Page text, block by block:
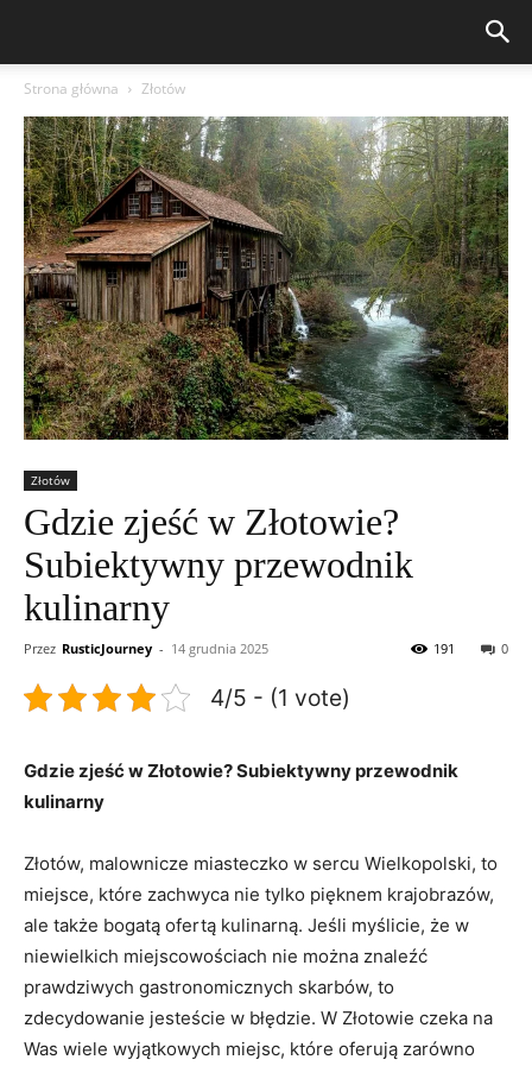
Strona główna Złotów
Złotów
Gdzie zjeść w Złotowie?
Subiektywny przewodnik
kulinarny
Przez RusticJourney - 14 grudnia 2025 0
191
4/5 - (1 vote)
Gdzie zjeść w Złotowie? Subiektywny przewodnik
kulinarny
Złotów, malownicze miasteczko w sercu Wielkopolski, to
miejsce, które zachwyca nie tylko pięknem krajobrazów,
ale także bogatą ofertą kulinarną. Jeśli myślicie, że w
niewielkich miejscowościach nie można znaleźć
prawdziwych gastronomicznych skarbów, to
zdecydowanie jesteście w błędzie. W Złotowie czeka na
Was wiele wyjątkowych miejsc, które oferują zarówno